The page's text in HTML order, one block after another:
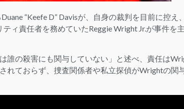
“Keefe D” Davisが、自身の裁判を目前に控え
ィ責任者を務めていたReggie Wright Jr.が事件を
誰の殺害にも関与していない」と述べ、責任は
れておらず、捜査関係者や私立探偵がWrightの関